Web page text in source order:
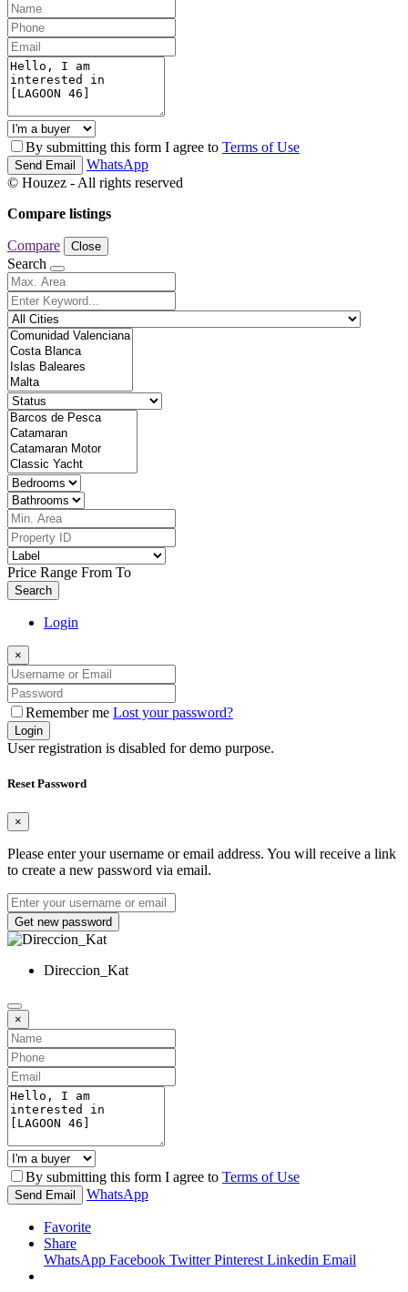
By submitting this form I agree to Terms of Use
Send Email
WhatsApp
© Houzez - All rights reserved
Compare listings
Compare Close
Search
Price Range From To
Search
Login
×
Remember me Lost your password?
Login
User registration is disabled for demo purpose.
Reset Password
×
Please enter your username or email address. You will receive a link
to create a new password via email.
Get new password
Direccion_Kat
×
By submitting this form I agree to Terms of Use
Send Email WhatsApp
Favorite
Share
WhatsApp Facebook TwitterPinterest Linkedin Email